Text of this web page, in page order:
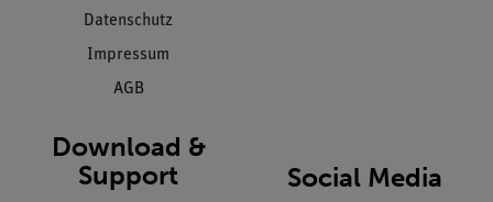
Datenschutz
Impressum
AGB
Download &
Support
Social Media